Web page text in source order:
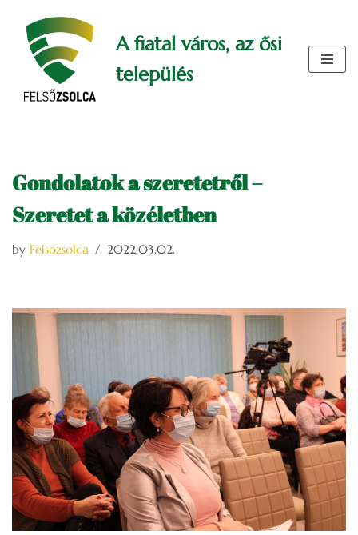
Skip
content
A fiatal város, az ősi
település
Gondolatok a szeretetről –
Szeretet a közéletben
by Felsőzsolca 2022.03.02.